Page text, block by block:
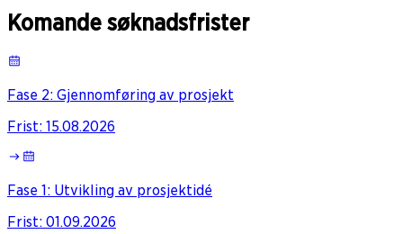
Komande søknadsfrister
Fase 2: Gjennomføring av prosjekt
Frist: 15.08.2026
Fase 1: Utvikling av prosjektidé
Frist: 01.09.2026